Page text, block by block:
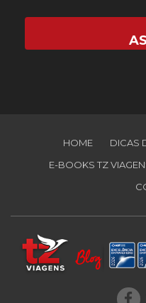
HOME DICAS
E-BOOKS TZ